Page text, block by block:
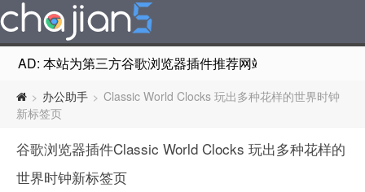
AD: 本站为第三方谷歌浏览器插件推荐网站，非Google
> 办公助手 > Classic World Clocks 玩出多种花样的世界时钟
新标签页
谷歌浏览器插件Classic World Clocks 玩出多种花样的
世界时钟新标签页